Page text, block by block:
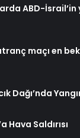
ABD-İsrail’in
maçı en
Dağı’nda
Hava Saldırısı